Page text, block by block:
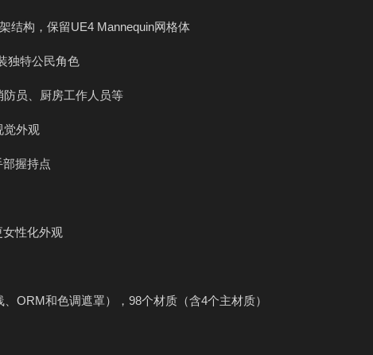
结构，保留UE4 Mannequin网格体
独特公民角色
防员、厨房工作人员等
觉外观
部握持点
女性化外观
ORM和色调遮罩），98个材质（含4个主材质）